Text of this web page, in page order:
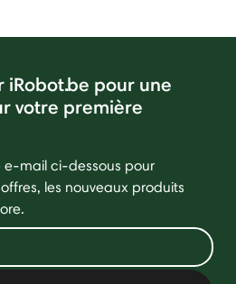
iRobot.be pour une
votre première
e-mail ci-dessous pour
les nouveaux produits